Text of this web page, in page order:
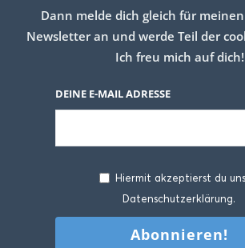
Dann melde dich gleich für
Newsletter an und werde Teil der
Ich freu mich auf dich!
DEINE E-MAIL ADRESSE
Hiermit akzeptierst du
Datenschutzerklärung.